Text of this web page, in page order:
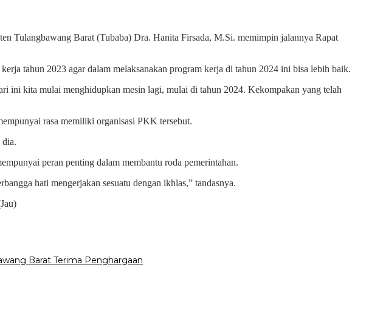
Tulangbawang Barat (Tubaba) Dra. Hanita Firsada, M.Si. memimpin jalannya Rapat
tahun 2023 agar dalam melaksanakan program kerja di tahun 2024 ini bisa lebih baik.
ini kita mulai menghidupkan mesin lagi, mulai di tahun 2024. Kekompakan yang telah
rasa memiliki organisasi PKK tersebut.
dia.
peran penting dalam membantu roda pemerintahan.
hati mengerjakan sesuatu dengan ikhlas,” tandasnya.
Barat Terima Penghargaan